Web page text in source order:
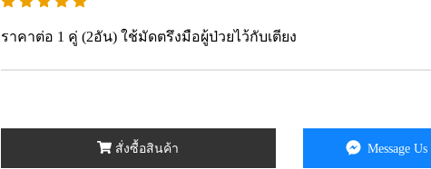
ราคาต่อ 1 คู่ (2อัน) ใช้มัดตรึงมือผู้ป่วยไว้กับเตียง
สั่งซื้อสินค้า Message Us